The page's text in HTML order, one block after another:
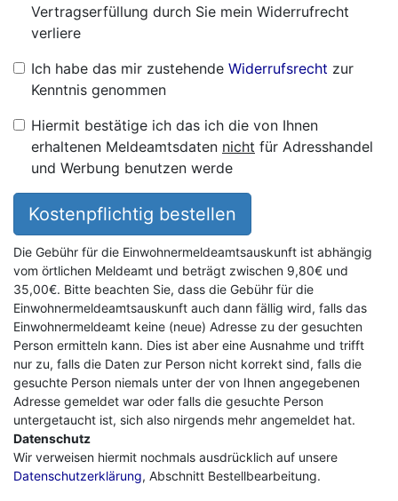
Vertragserfüllung durch Sie mein Widerrufrecht
verliere
Ich habe das mir zustehende Widerrufsrecht zur
Kenntnis genommen
Hiermit bestätige ich das ich die von Ihnen
erhaltenen Meldeamtsdaten nicht für Adresshandel
und Werbung benutzen werde
Kostenpflichtig bestellen
Die Gebühr für die Einwohnermeldeamtsauskunft ist abhängig
vom örtlichen Meldeamt und beträgt zwischen 9,80€ und
35,00€. Bitte beachten Sie, dass die Gebühr für die
Einwohnermeldeamtsauskunft auch dann fällig wird, falls das
Einwohnermeldeamt keine (neue) Adresse zu der gesuchten
Person ermitteln kann. Dies ist aber eine Ausnahme und trifft
nur zu, falls die Daten zur Person nicht korrekt sind, falls die
gesuchte Person niemals unter der von Ihnen angegebenen
Adresse gemeldet war oder falls die gesuchte Person
untergetaucht ist, sich also nirgends mehr angemeldet hat.
Datenschutz
Wir verweisen hiermit nochmals ausdrücklich auf unsere
Datenschutzerklärung, Abschnitt Bestellbearbeitung.